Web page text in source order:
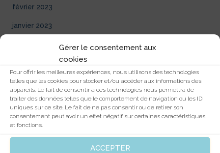
Gérer le consentement aux
cookies
Pour offrir les meilleures expériences, nous utilisons des technologies
telles que les cookies pour stocker et/ou accéder aux informations des
appareils. Le fait de consentir à ces technologies nous permettra de
traiter des données telles que le comportement de navigation ou les ID
uniques sur ce site. Le fait de ne pas consentir ou de retirer son
consentement peut avoir un effet négatif sur certaines caractéristiques
et fonctions.
ACCEPTER
février 2023
janvier 2023
janvier 2022
décembre 2021
novembre 2021
décembre 2020